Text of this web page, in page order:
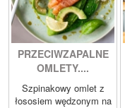
PRZECIWZAPALNE
OMLETY....
Szpinakowy omlet z
łososiem wędzonym na